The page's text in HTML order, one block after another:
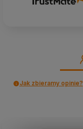
Jak zbieramy opinie?